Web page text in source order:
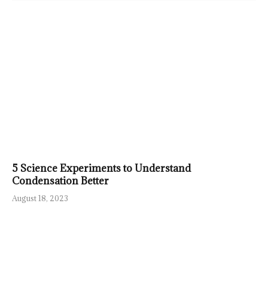
5 Science Experiments to Understand
Condensation Better
August 18, 2023